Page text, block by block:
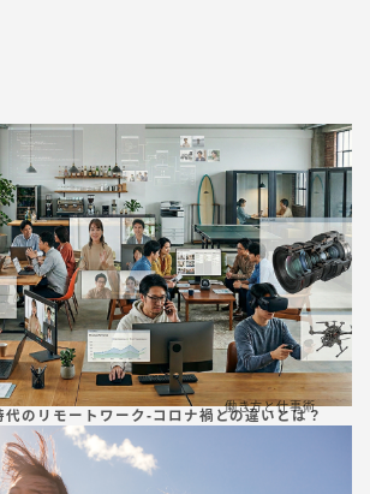
のリモートワーク-コロナ禍との違いとは？
働き方と仕事術